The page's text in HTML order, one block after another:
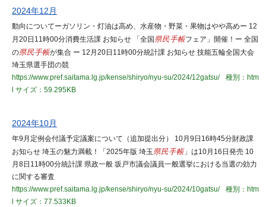
2024年12月
動向についてーガソリン・灯油は高め、水産物・野菜・果物はやや高めー 12
月20日11時00分消費生活課 お知らせ 「全国 県民手帳フェア」開催！ー 全国
の県民手帳が集合 ー 12月20日11時00分統計課 お知らせ 技能五輪全国大会
埼玉県選手団の競
https://www.pref.saitama.lg.jp/kense/shiryo/nyu-su/2024/12gatsu/
種別：htm
サイズ：59.295KB
2024年10月
年9月定例会付議予定議案について（追加提出分） 10月9日16時45分財政課
お知らせ 埼玉の魅力満載！「2025年版 埼玉県民手帳 」は10月16日発売 10
月8日11時00分統計課 県政一般 坂戸市議会議員一般選挙における当選の効力
に関する審査
https://www.pref.saitama.lg.jp/kense/shiryo/nyu-su/2024/10gatsu/
種別：htm
サイズ：77.533KB